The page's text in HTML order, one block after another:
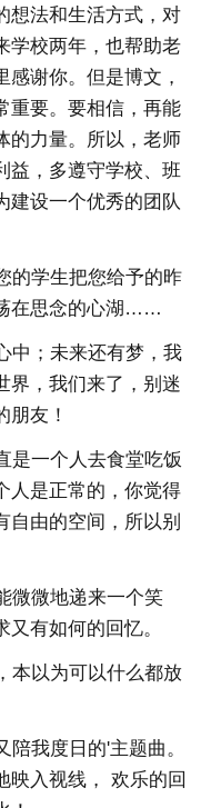
想法和生活方式，对
学校两年，也帮助老
谢你。但是博文，
重要。要相信，再能
的力量。所以，老师
益，多遵守学校、班
建设一个优秀的团队
的学生把您给予的昨
在思念的心湖……
中；未来还有梦，我
界，我们来了，别迷
朋友！
是一个人去食堂吃饭
人是正常的，你觉得
自由的空间，所以别
微微地递来一个笑
有如何的回忆。
本以为可以什么都放
我度日的'主题曲。
映入视线， 欢乐的回